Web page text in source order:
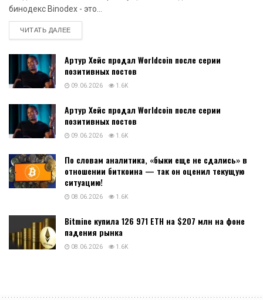
бинодекс Binodex - это...
ЧИТАТЬ ДАЛЕЕDETAILS
Артур Хейс продал Worldcoin после серии
позитивных постов
09.06.2026 1.6K
Артур Хейс продал Worldcoin после серии
позитивных постов
09.06.2026 1.6K
По словам аналитика, «быки еще не сдались» в
отношении биткоина — так он оценил текущую
ситуацию!
08.06.2026 1.6K
Bitmine купила 126 971 ETH на $207 млн на фоне
падения рынка
08.06.2026 1.6K